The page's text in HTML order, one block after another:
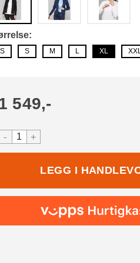
S M L XL XXL
549,-
- +